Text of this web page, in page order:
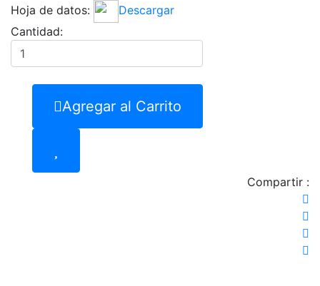
Hoja de datos:
Descargar
Cantidad:
Agregar al Carrito
Compartir :